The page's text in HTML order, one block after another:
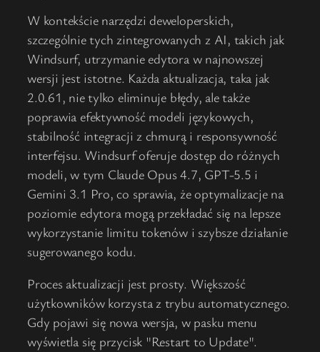
W kontekście narzędzi deweloperskich,
szczególnie tych zintegrowanych z AI, takich jak
Windsurf, utrzymanie edytora w najnowszej
wersji jest istotne. Każda aktualizacja, taka jak
2.0.61, nie tylko eliminuje błędy, ale także
poprawia efektywność modeli językowych,
stabilność integracji z chmurą i responsywność
interfejsu. Windsurf oferuje dostęp do różnych
modeli, w tym Claude Opus 4.7, GPT-5.5 i
Gemini 3.1 Pro, co sprawia, że optymalizacje na
poziomie edytora mogą przekładać się na lepsze
wykorzystanie limitu tokenów i szybsze działanie
sugerowanego kodu.
Proces aktualizacji jest prosty. Większość
użytkowników korzysta z trybu automatycznego.
Gdy pojawi się nowa wersja, w pasku menu
wyświetla się przycisk "Restart to Update".